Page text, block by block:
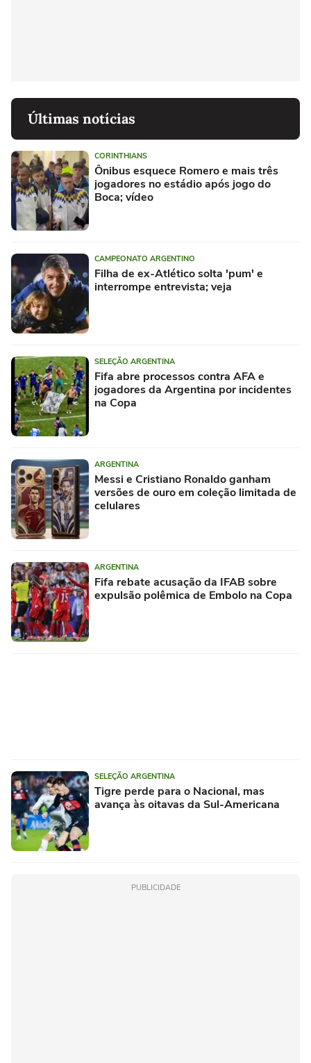
Últimas notícias
CORINTHIANS
Ônibus esquece Romero e mais três
jogadores no estádio após jogo do
Boca; vídeo
CAMPEONATO ARGENTINO
Filha de ex-Atlético solta 'pum' e
interrompe entrevista; veja
SELEÇÃO ARGENTINA
Fifa abre processos contra AFA e
jogadores da Argentina por incidentes
na Copa
ARGENTINA
Messi e Cristiano Ronaldo ganham
versões de ouro em coleção limitada de
celulares
ARGENTINA
Fifa rebate acusação da IFAB sobre
expulsão polêmica de Embolo na Copa
SELEÇÃO ARGENTINA
Tigre perde para o Nacional, mas
avança às oitavas da Sul-Americana
PUBLICIDADE